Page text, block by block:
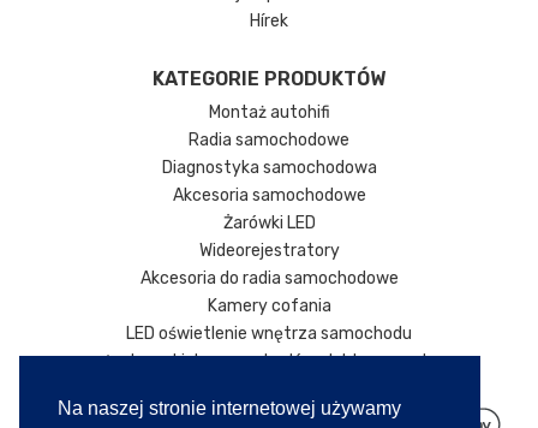
Na naszej stronie internetowej używamy
Hírek
KATEGORIE PRODUKTÓW
Montaż autohifi
Radia samochodowe
Diagnostyka samochodowa
Akcesoria samochodowe
Żarówki LED
Wideorejestratory
Akcesoria do radia samochodowe
Kamery cofania
LED oświetlenie wnętrza samochodu
Ładowarki do samochodów elektrycznych